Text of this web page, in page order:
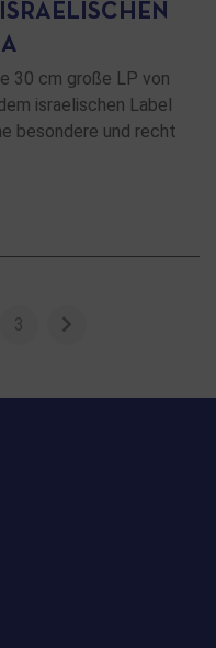
30 cm große LP von
israelischen Label
besondere und recht
3